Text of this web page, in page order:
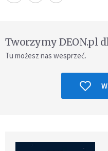
Tworzymy DEON.pl
Tu możesz nas wesprzeć.